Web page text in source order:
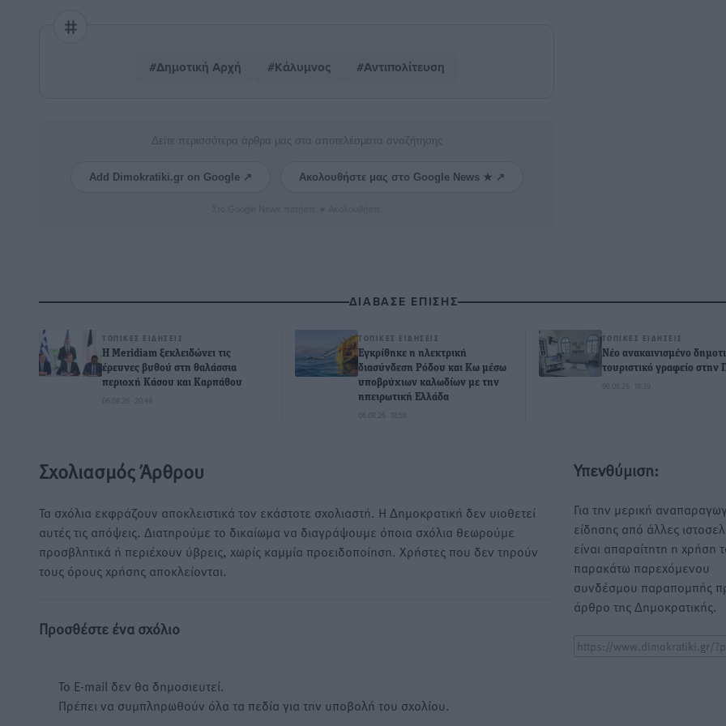
#Δημοτική Αρχή #Κάλυμνος #Αντιπολίτευση
Δείτε περισσότερα άρθρα μας στα αποτελέσματα αναζήτησης
Add Dimokratiki.gr on Google ↗ Ακολουθήστε μας στο Google News ★ ↗
ΔΙΑΒΑΣΕ ΕΠΙΣΗΣ
ΤΟΠΙΚΈΣ ΕΙΔΉΣΕΙΣ
Η Meridiam ξεκλειδώνει τις
έρευνες βυθού στη θαλάσσια
περιοχή Κάσου και Καρπάθου
06.08.26 · 20:49
ΤΟΠΙΚΈΣ ΕΙΔΉΣΕΙΣ
Εγκρίθηκε η ηλεκτρική
διασύνδεση Ρόδου και Κω μέσω
υποβρύχιων καλωδίων με την
ηπειρωτική Ελλάδα
06.08.26 · 18:58
ΤΟΠΙΚΈΣ ΕΙΔΉΣΕΙΣ
Νέο ανακαινισμένο
τουριστικό γραφείο στην
06.08.26 · 18:39
Σχολιασμός Άρθρου
Τα σχόλια εκφράζουν αποκλειστικά τον εκάστοτε σχολιαστή. Η Δημοκρατική δεν υιοθετεί
αυτές τις απόψεις. Διατηρούμε το δικαίωμα να διαγράψουμε όποια σχόλια θεωρούμε
προσβλητικά ή περιέχουν ύβρεις, χωρίς καμμία προειδοποίηση. Χρήστες που δεν τηρούν
τους όρους χρήσης αποκλείονται.
Προσθέστε ένα σχόλιο
Το E-mail δεν θα δημοσιευτεί.
Πρέπει να συμπληρωθούν όλα τα πεδία για την υποβολή του σχολίου.
Υπενθύμιση:
Για την μερική
είδησης από άλλες
είναι απαραίτητη η χρήση
παρακάτω παρεχόμενου
συνδέσμου παραπομπής
άρθρο της Δημοκρατικής.